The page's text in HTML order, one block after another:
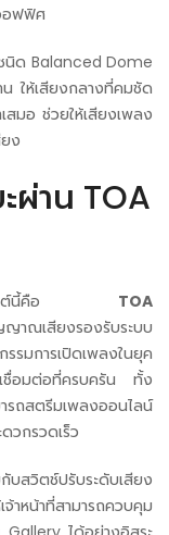
อฟฟิศ
นิด Balanced Dome
ให้เสียงกลางที่คมชัด
สมอ ช่วยให้เสียงเพลง
ง
ผ่าน TOA
ปรเจกต์นี้คือ TOA
าณเสียงรองรับระบบ
รมการเปิดเพลงในยุค
ชื่อมต่อที่ครบครัน ทั้ง
รถสตรีมเพลงออนไลน์
วกรวดเร็ว
วิตช์ปรับระดับเสียง
หน้าที่สามารถควบคุม